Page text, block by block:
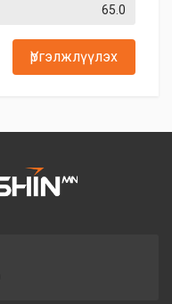
Үргэлжлүүлэх